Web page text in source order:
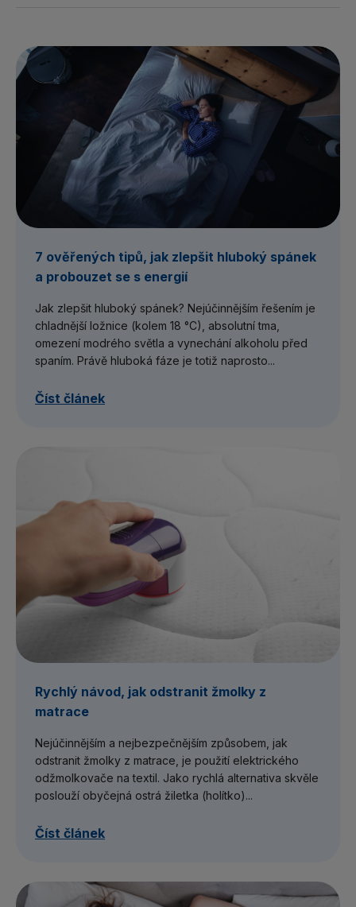
7 ověřených tipů, jak zlepšit hluboký spánek
a probouzet se s energií
Jak zlepšit hluboký spánek? Nejúčinnějším řešením je
chladnější ložnice (kolem 18 °C), absolutní tma,
omezení modrého světla a vynechání alkoholu před
spaním. Právě hluboká fáze je totiž naprosto...
Číst článek
Rychlý návod, jak odstranit žmolky z
matrace
Nejúčinnějším a nejbezpečnějším způsobem, jak
odstranit žmolky z matrace, je použití elektrického
odžmolkovače na textil. Jako rychlá alternativa skvěle
poslouží obyčejná ostrá žiletka (holítko)...
Číst článek